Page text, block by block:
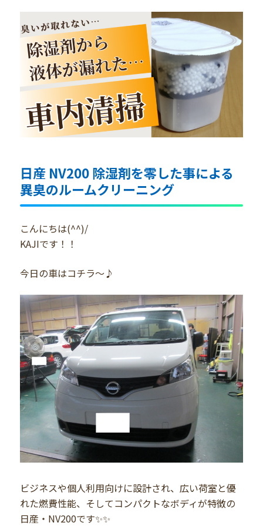
日産 NV200 除湿剤を零した事による
異臭のルームクリーニング
こんにちは(^^)/
KAJIです！！
今日の車はコチラ～♪
ビジネスや個人利用向けに設計され、広い荷室と優
れた燃費性能、そしてコンパクトなボディが特徴の
日産・NV200です✨✨